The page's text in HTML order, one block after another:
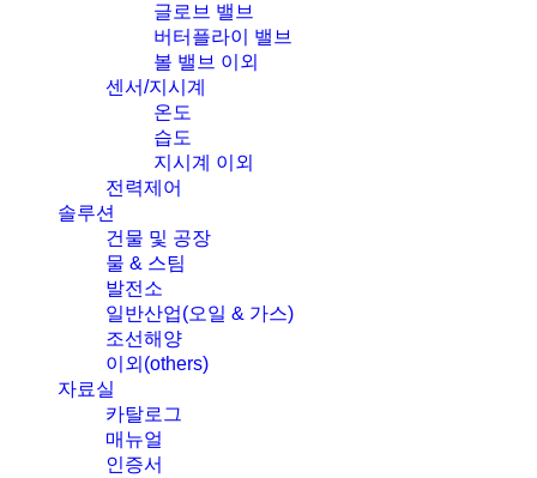
글로브 밸브
버터플라이 밸브
볼 밸브 이외
센서/지시계
온도
습도
지시계 이외
전력제어
솔루션
건물 및 공장
물 & 스팀
발전소
일반산업(오일 & 가스)
조선해양
이외(others)
자료실
카탈로그
매뉴얼
인증서